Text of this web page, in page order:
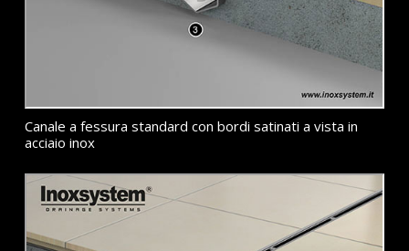
Canale a fessura standard con bordi satinati a vista in
acciaio inox